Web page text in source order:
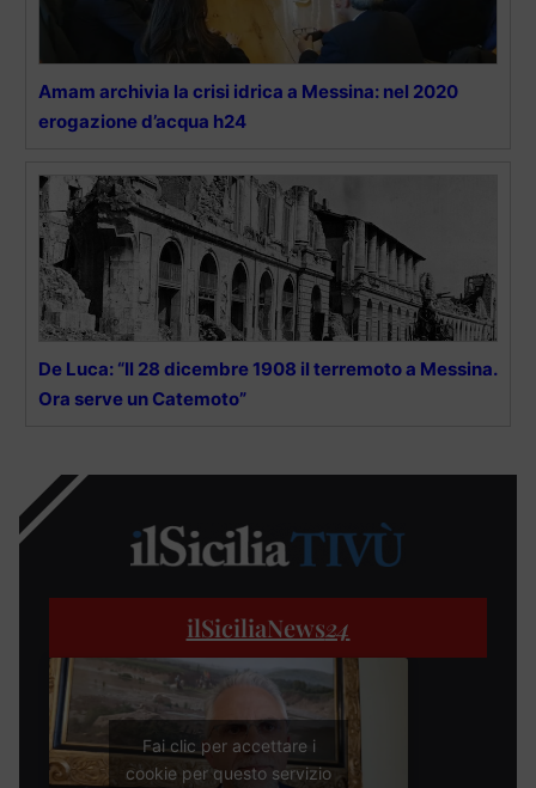
Amam archivia la crisi idrica a Messina: nel 2020
erogazione d’acqua h24
De Luca: “Il 28 dicembre 1908 il terremoto a Messina.
Ora serve un Catemoto”
ilSiciliaNews24
Fai clic per accettare i
cookie per questo servizio